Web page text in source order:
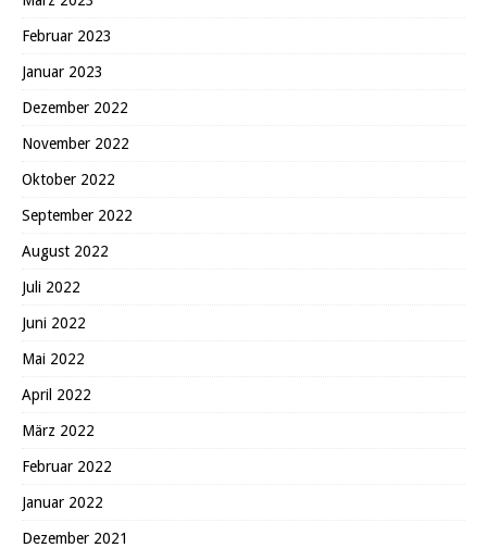
Februar 2023
Januar 2023
Dezember 2022
November 2022
Oktober 2022
September 2022
August 2022
Juli 2022
Juni 2022
Mai 2022
April 2022
März 2022
Februar 2022
Januar 2022
Dezember 2021